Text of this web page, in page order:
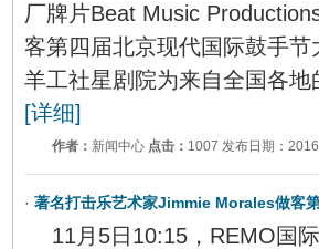
厂牌片Beat Music
客第四届北京现代国际鼓手
羊工社星剧院为来自全国各
[详细]
作者： 新闻中心 点击： 1007 发布日期：
· 著名打击乐艺术家Jimmie Morales做客
11月5日10:15，REMO国